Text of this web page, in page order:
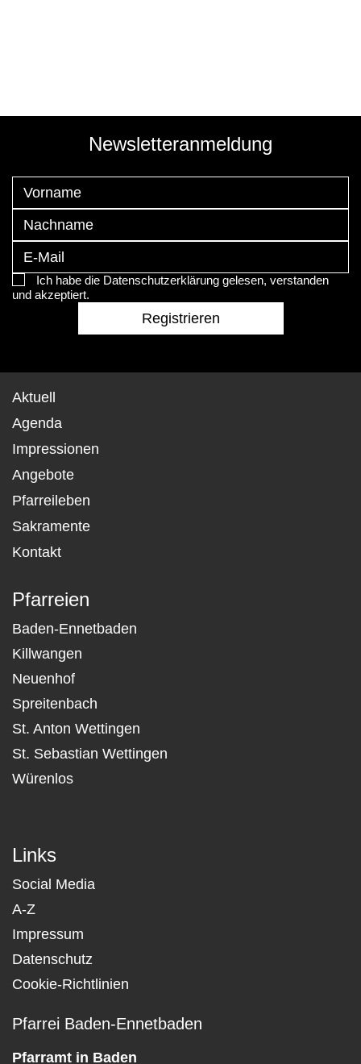
Newsletteranmeldung
Ich habe die Datenschutzerklärung gelesen, verstanden
und akzeptiert.
Aktuell
Agenda
Impressionen
Angebote
Pfarreileben
Sakramente
Kontakt
Pfarreien
Baden-Ennetbaden
Killwangen
Neuenhof
Spreitenbach
St. Anton Wettingen
St. Sebastian Wettingen
Würenlos
Links
Social Media
A-Z
Impressum
Datenschutz
Cookie-Richtlinien
Pfarrei Baden-Ennetbaden
Pfarramt in Baden